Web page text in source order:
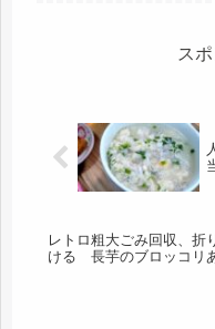
ス
レトロ粗大ごみ回収、折
ける 長芋のブロッコリ